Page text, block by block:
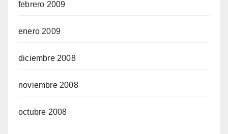
febrero 2009
enero 2009
diciembre 2008
noviembre 2008
octubre 2008